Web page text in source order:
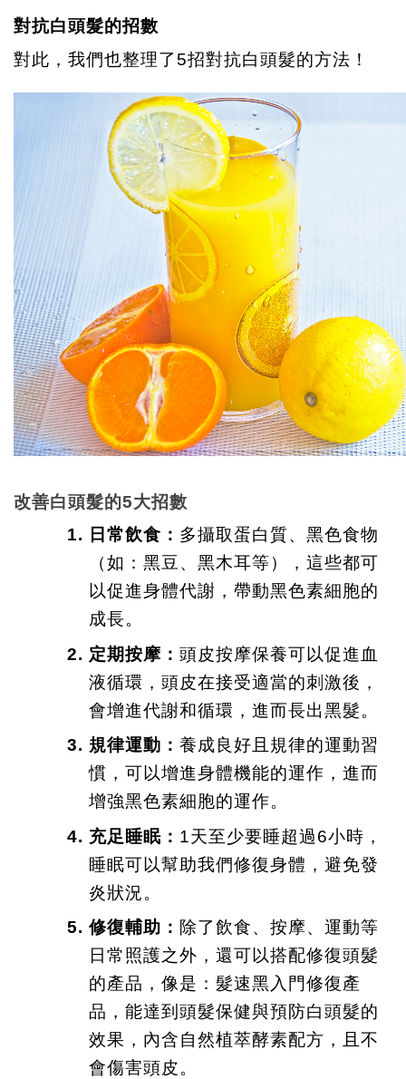
對抗白頭髮的招數
對此，我們也整理了5招對抗白頭髮的方法！
改善白頭髮的5大招數
日常飲食： 多攝取蛋白質、黑色食物
（如：黑豆、黑木耳等），這些都可
以促進身體代謝，帶動黑色素細胞的
成長。
定期按摩： 頭皮按摩保養可以促進血
液循環，頭皮在接受適當的刺激後，
會增進代謝和循環，進而長出黑髮。
規律運動： 養成良好且規律的運動習
慣，可以增進身體機能的運作，進而
增強黑色素細胞的運作。
充足睡眠： 1天至少要睡超過6小時，
睡眠可以幫助我們修復身體，避免發
炎狀況。
修復輔助： 除了飲食、按摩、運動等
日常照護之外，還可以搭配修復頭髮
的產品，像是：髮速黑入門修復產
品，能達到頭髮保健與預防白頭髮的
效果，內含自然植萃酵素配方，且不
會傷害頭皮。